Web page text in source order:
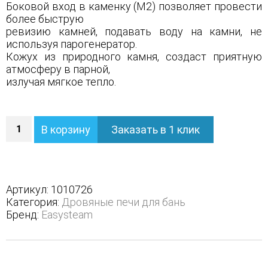
Боковой вход в каменку (М2) позволяет провести
более быструю
ревизию камней, подавать воду на камни, не
используя парогенератор.
Кожух из природного камня, создаст приятную
атмосферу в парной,
излучая мягкое тепло.
Печь
Геленджик
полноценном
кожухе
с
боковым
В корзину Заказать в 1 клик
Артикул: 1010726
Категория: Дровяные печи для бань
Бренд: Easysteam